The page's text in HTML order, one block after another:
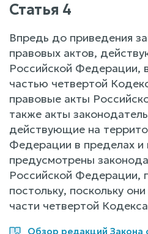
Статья 4
Впредь до приведения
правовых актов,
Российской Федерации,
частью четвертой
правовые акты
также акты
действующие на
Федерации в пределах и
предусмотрены
Российской Федерации,
постольку, поскольку
части четвертой
Обзор редакций Закона